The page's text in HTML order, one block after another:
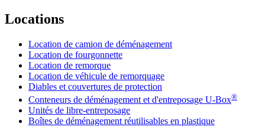
Locations
Location de camion de déménagement
Location de fourgonnette
Location de remorque
Location de véhicule de remorquage
Diables et couvertures de protection
Conteneurs de déménagement et d'entreposage U-Box®
Unités de libre-entreposage
Boîtes de déménagement réutilisables en plastique